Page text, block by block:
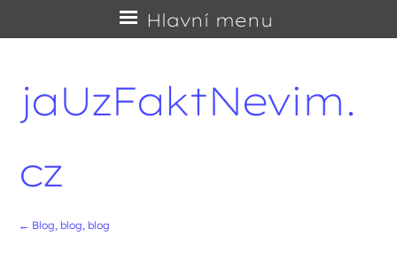
jaUzFaktNevim.
cz
Hlavní menu
na
← Blog, blog, blog